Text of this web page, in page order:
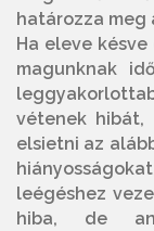
határozza meg
Ha eleve
magunknak
vétenek hibát,
elsietni az
leégéshez
hiba, de